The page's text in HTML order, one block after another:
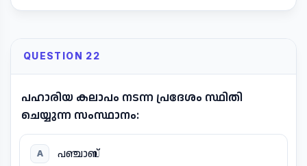
QUESTION 22
പഹാരിയ കലാപം നടന്ന പ്രദേശം സ്ഥിതി
ചെയ്യുന്ന സംസ്ഥാനം:
A പഞ്ചാബ്